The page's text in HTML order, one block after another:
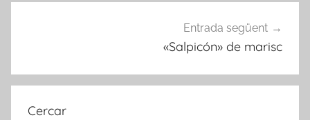
Entrada següent
«Salpicón» de marisc
Cercar